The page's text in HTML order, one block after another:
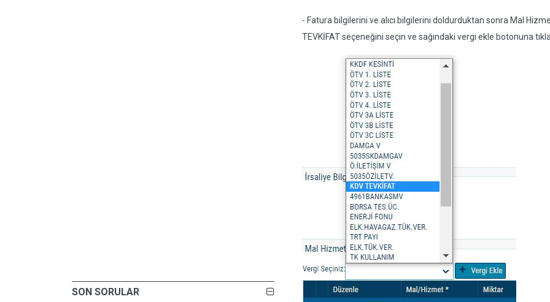
SON SORULAR
- Fatura bilgilerini ve alıcı bilgilerini doldurduktan sonra Mal
TEVKİFAT seçeneğini seçin ve sağındaki vergi ekle botonuna